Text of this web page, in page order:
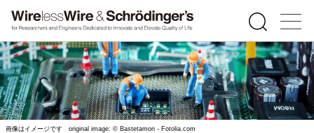
画像はイメージです original image: © Bastetamon - Fotolia.com